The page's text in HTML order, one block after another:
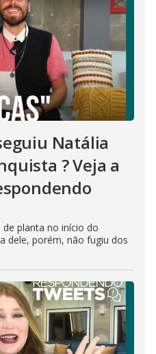
Natália
? Veja a
planta no início do
dele, porém, não fugiu dos